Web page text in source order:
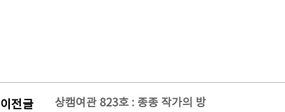
이전글 상캠여관 823호 : 종종 작가의 방